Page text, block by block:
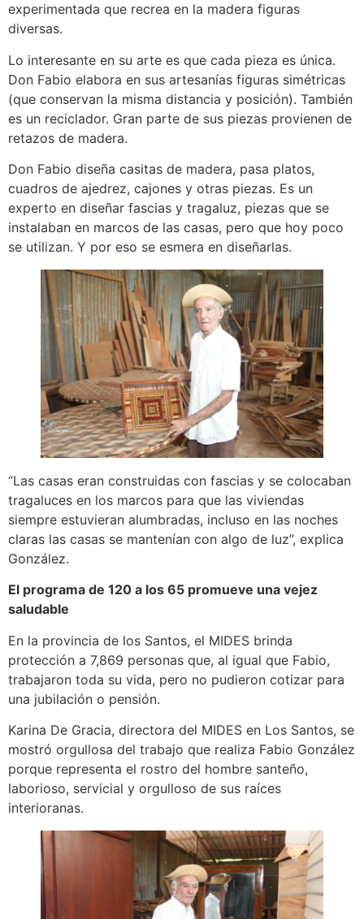
experimentada que recrea en la madera figuras
diversas.
Lo interesante en su arte es que cada pieza es única.
Don Fabio elabora en sus artesanías figuras simétricas
(que conservan la misma distancia y posición). También
es un reciclador. Gran parte de sus piezas provienen de
retazos de madera.
Don Fabio diseña casitas de madera, pasa platos,
cuadros de ajedrez, cajones y otras piezas. Es un
experto en diseñar fascias y tragaluz, piezas que se
instalaban en marcos de las casas, pero que hoy poco
se utilizan. Y por eso se esmera en diseñarlas.
“Las casas eran construidas con fascias y se colocaban
tragaluces en los marcos para que las viviendas
siempre estuvieran alumbradas, incluso en las noches
claras las casas se mantenían con algo de luz”, explica
González.
El programa de 120 a los 65 promueve una vejez
saludable
En la provincia de los Santos, el MIDES brinda
protección a 7,869 personas que, al igual que Fabio,
trabajaron toda su vida, pero no pudieron cotizar para
una jubilación o pensión.
Karina De Gracia, directora del MIDES en Los Santos, se
mostró orgullosa del trabajo que realiza Fabio González
porque representa el rostro del hombre santeño,
laborioso, servicial y orgulloso de sus raíces
interioranas.